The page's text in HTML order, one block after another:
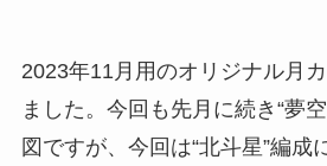
2023年11月用のオリジナル月
ました。今回も先月に続き“夢
図ですが、今回は“北斗星”編成